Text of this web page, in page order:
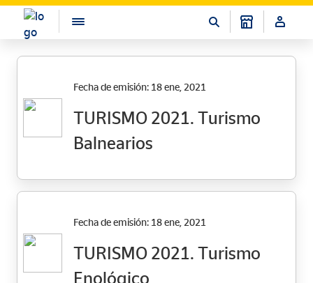
Fecha de emisión: 18 ene, 2021
TURISMO 2021. Turismo
Balnearios
Fecha de emisión: 18 ene, 2021
TURISMO 2021. Turismo
Enológico